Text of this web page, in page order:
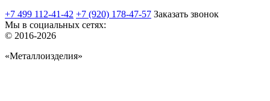
+7 499 112-41-42 +7 (920) 178-47-57 Заказать звонок
Мы в социальных сетях:
© 2016-2026
«Металлоизделия»